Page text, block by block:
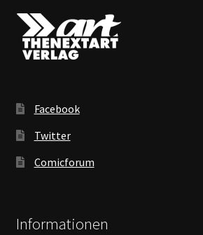
Facebook
Twitter
Comicforum
Informationen